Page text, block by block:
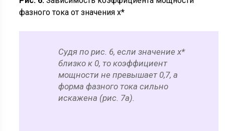
фазного тока от значения x*
Судя по рис. 6, если значение х*
близко к 0, то коэффициент
мощности не превышает 0,7, а
форма фазного тока сильно
искажена (рис. 7а).